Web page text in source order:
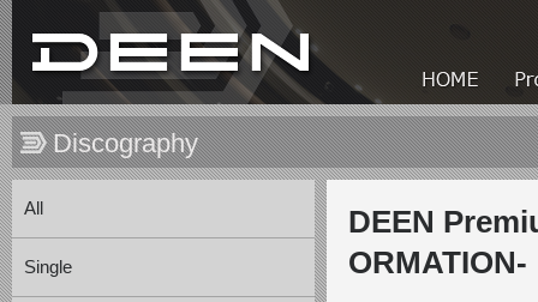
Discography
All
Single
DEEN
ORMATION-